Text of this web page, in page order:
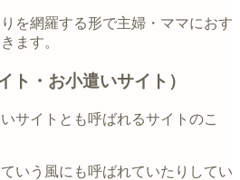
を網羅する形で主婦・ママにおす
ます。
ト・お小遣いサイト）
サイトとも呼ばれるサイトのこ
いう風にも呼ばれていたりしてい